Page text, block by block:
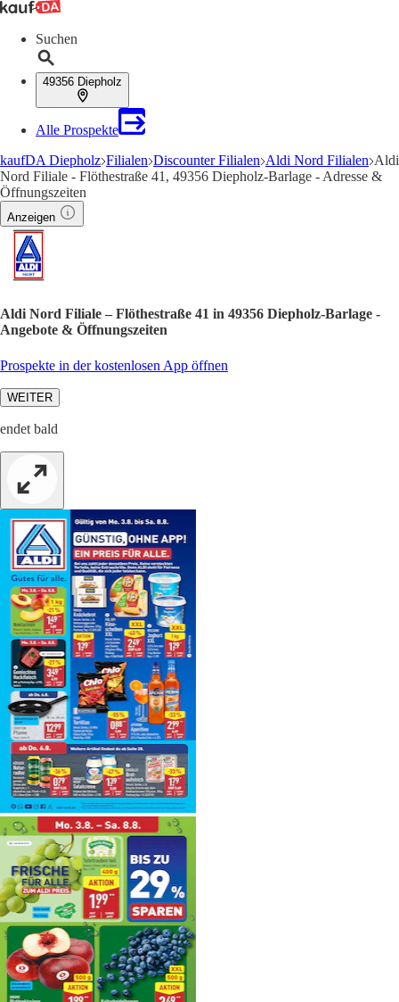
Suchen
49356 Diepholz
Alle Prospekte
kaufDA Diepholz Filialen Discounter Filialen Aldi Nord Filialen Aldi
Nord Filiale - Flöthestraße 41, 49356 Diepholz-Barlage - Adresse &
Öffnungszeiten
Anzeigen
Aldi Nord Filiale – Flöthestraße 41 in 49356 Diepholz-Barlage -
Angebote & Öffnungszeiten
Prospekte in der kostenlosen App öffnen
WEITER
endet bald